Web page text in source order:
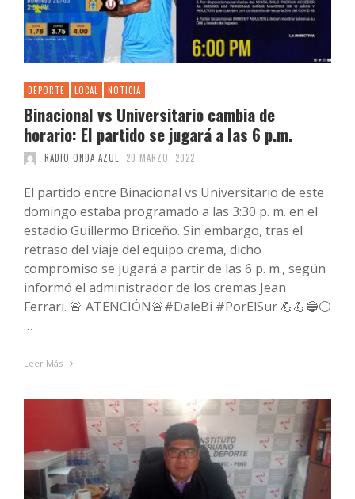
DEPORTE LOCAL NOTICIA
Binacional vs Universitario cambia de
horario: El partido se jugará a las 6 p.m.
RADIO ONDA AZUL 20 MARZO, 2022
El partido entre Binacional vs Universitario de este
domingo estaba programado a las 3:30 p. m. en el
estadio Guillermo Briceño. Sin embargo, tras el
retraso del viaje del equipo crema, dicho
compromiso se jugará a partir de las 6 p. m., según
informó el administrador de los cremas Jean
Ferrari. 🚨 ATENCIÓN🚨#DaleBi #PorElSur 💪💪🔵⚪
…
Leer Más